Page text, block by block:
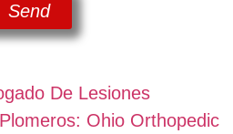
Send
De Lesiones
Ohio Orthopedic